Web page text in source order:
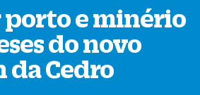
e minério
do novo
da Cedro